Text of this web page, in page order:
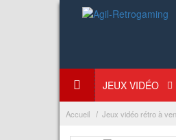
JEUX VIDÉO
Accueil Jeux vidéo rétro à